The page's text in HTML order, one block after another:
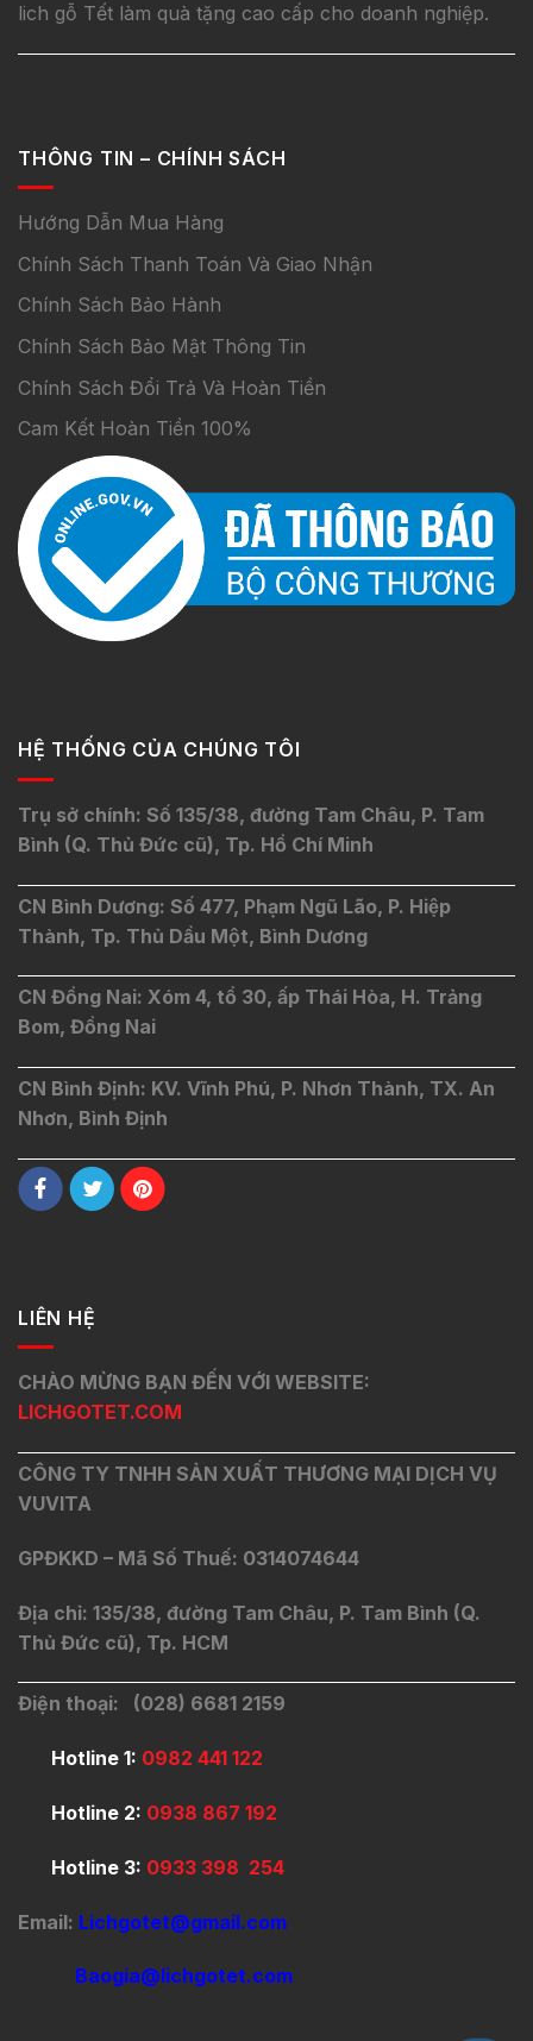
lich gỗ Tết làm quà tặng cao cấp cho doanh nghiệp.
THÔNG TIN – CHÍNH SÁCH
Hướng Dẫn Mua Hàng
Chính Sách Thanh Toán Và Giao Nhận
Chính Sách Bảo Hành
Chính Sách Bảo Mật Thông Tin
Chính Sách Đổi Trả Và Hoàn Tiền
Cam Kết Hoàn Tiền 100%
HỆ THỐNG CỦA CHÚNG TÔI
Trụ sở chính: Số 135/38, đường Tam Châu, P. Tam
Bình (Q. Thủ Đức cũ), Tp. Hồ Chí Minh
CN Bình Dương: Số 477, Phạm Ngũ Lão, P. Hiệp
Thành, Tp. Thủ Dầu Một, Bình Dương
CN Đồng Nai: Xóm 4, tổ 30, ấp Thái Hòa, H. Trảng
Bom, Đồng Nai
CN Bình Định: KV. Vĩnh Phú, P. Nhơn Thành, TX. An
Nhơn, Bình Định
LIÊN HỆ
CHÀO MỪNG BẠN ĐẾN VỚI WEBSITE:
LICHGOTET.COM
CÔNG TY TNHH SẢN XUẤT THƯƠNG MẠI DỊCH VỤ
VUVITA
GPĐKKD – Mã Số Thuế: 0314074644
Địa chỉ: 135/38, đường Tam Châu, P. Tam Bình (Q.
Thủ Đức cũ), Tp. HCM
Điện thoại: (028) 6681 2159
Hotline 1: 0982 441 122
Hotline 2: 0938 867 192
Hotline 3: 0933 398 254
Email: Lichgotet@gmail.com
Baogia@lichgotet.com